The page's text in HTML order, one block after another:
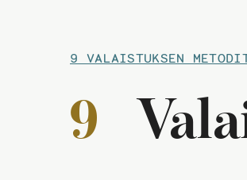
9 VALAISTUKSEN
9